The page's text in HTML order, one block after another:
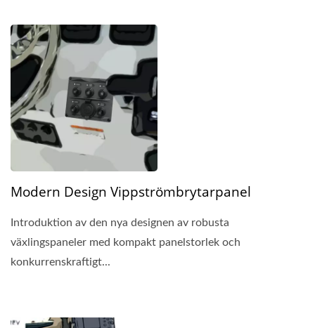
Modern Design Vippströmbrytarpanel
Introduktion av den nya designen av robusta
växlingspaneler med kompakt panelstorlek och
konkurrenskraftigt...